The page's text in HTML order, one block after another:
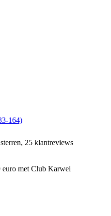
164)
25 klantreviews
met Club Karwei